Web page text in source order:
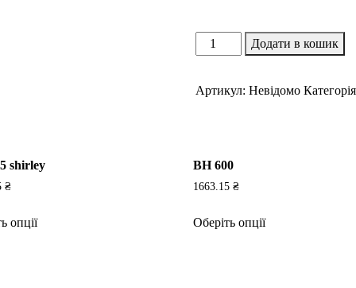
BH
00-
st
Додати в кошик
Артикул:Невідомо
shirley
₴
опціїтовар
BH 600
1663.15 ₴
Оберіть опціїтовар